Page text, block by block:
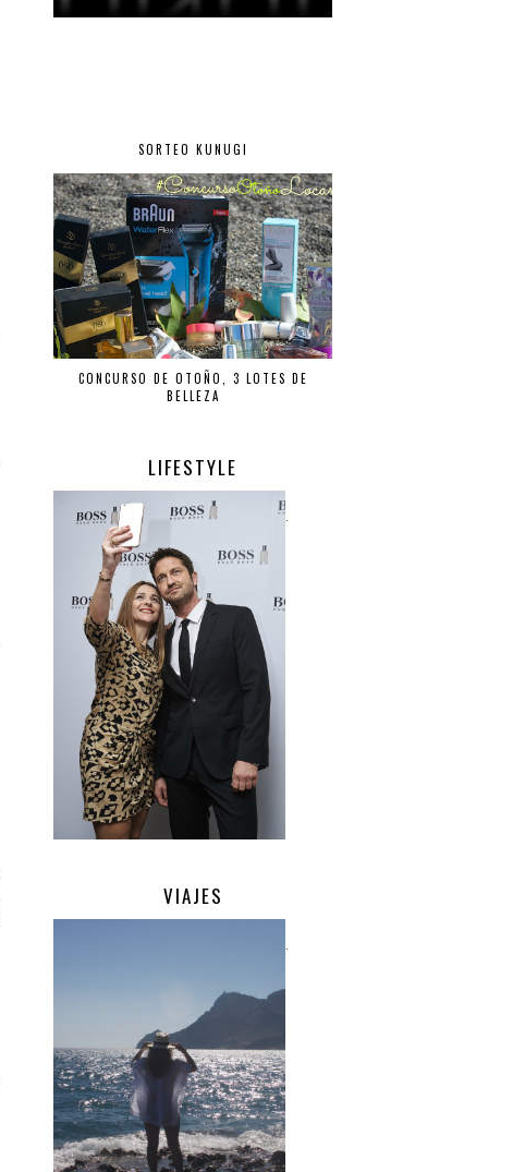
SORTEO KUNUGI
CONCURSO DE OTOÑO, 3 LOTES DE
BELLEZA
LIFESTYLE
.
VIAJES
.